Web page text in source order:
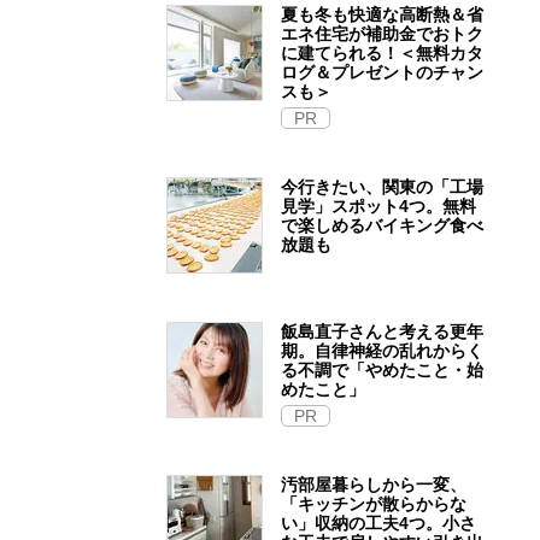
夏も冬も快適な高断熱＆省
エネ住宅が補助金でおトク
に建てられる！＜無料カタ
ログ＆プレゼントのチャン
スも＞
PR
今行きたい、関東の「工場
見学」スポット4つ。無料
で楽しめるバイキング食べ
放題も
飯島直子さんと考える更年
期。自律神経の乱れからく
る不調で「やめたこと・始
めたこと」
PR
汚部屋暮らしから一変、
「キッチンが散らからな
い」収納の工夫4つ。小さ